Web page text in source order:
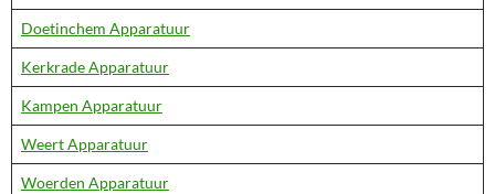
Doetinchem Apparatuur
Kerkrade Apparatuur
Kampen Apparatuur
Weert Apparatuur
Woerden Apparatuur